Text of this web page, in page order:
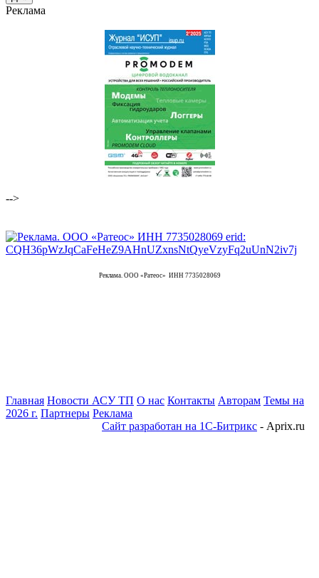
Реклама
-->
Реклама. ООО «Ратеос» ИНН 7735028069
Главная Новости АСУ ТП О нас Контакты Авторам Темы на
2026 г. Партнеры Реклама
Сайт разработан на 1С-Битрикс - Aprix.ru